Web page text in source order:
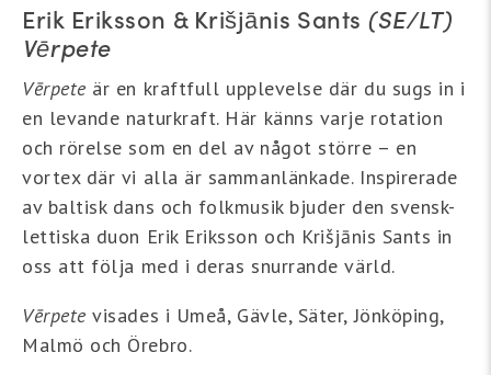
Erik Eriksson & Krišjānis Sants (SE/LT)
Vērpete
Vērpete är en kraftfull upplevelse där du sugs in i
en levande naturkraft. Här känns varje rotation
och rörelse som en del av något större – en
vortex där vi alla är sammanlänkade. Inspirerade
av baltisk dans och folkmusik bjuder den svensk-
lettiska duon Erik Eriksson och Krišjānis Sants in
oss att följa med i deras snurrande värld.
Vērpete visades i Umeå, Gävle, Säter, Jönköping,
Malmö och Örebro.